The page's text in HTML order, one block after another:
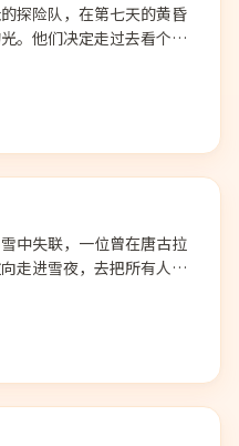
探险队，在第七天的黄昏
。他们决定走过去看个明
99:00
中失联，一位曾在唐古拉
走进雪夜，去把所有人带
99:05